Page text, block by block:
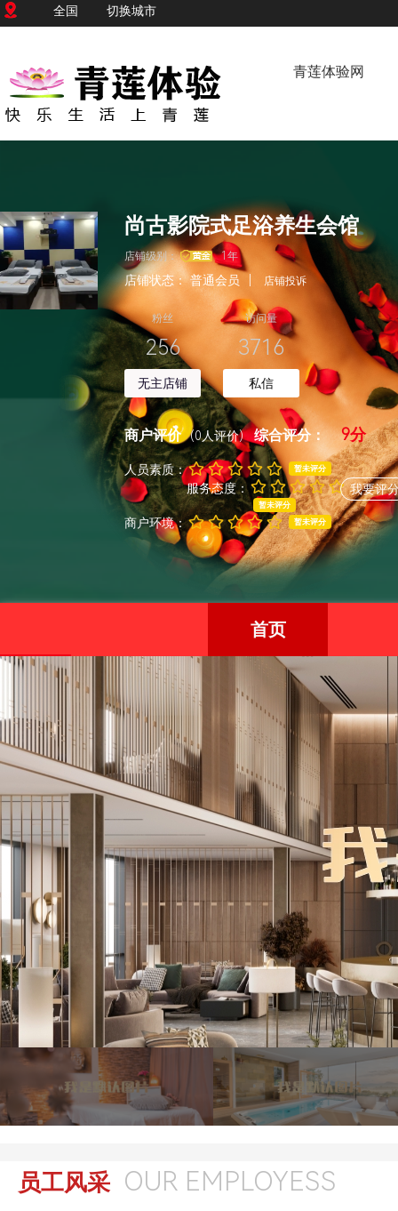
全国 切换城市
青莲体验网
尚古影院式足浴养生会馆
店铺级别： 1年
店铺状态：普通会员 店铺投诉
粉丝
256
无主店铺
访问量
3716
私信
商户评价 (0人评价)综合评分： 9分
人员素质： 暂未评分
服务态度：
暂未评分
商户环境： 暂未评分
我要评
首页
员工风采 OUR EMPLOYESS